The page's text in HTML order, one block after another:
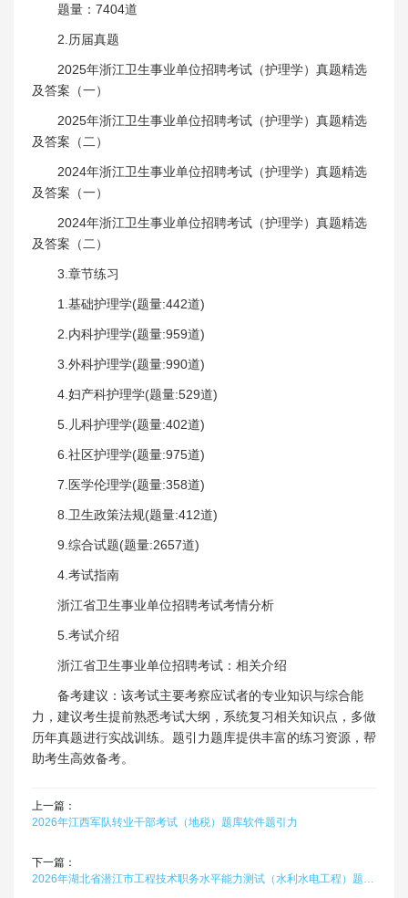
题量：7404道
2.历届真题
2025年浙江卫生事业单位招聘考试（护理学）真题精选
及答案（一）
2025年浙江卫生事业单位招聘考试（护理学）真题精选
及答案（二）
2024年浙江卫生事业单位招聘考试（护理学）真题精选
及答案（一）
2024年浙江卫生事业单位招聘考试（护理学）真题精选
及答案（二）
3.章节练习
1.基础护理学(题量:442道)
2.内科护理学(题量:959道)
3.外科护理学(题量:990道)
4.妇产科护理学(题量:529道)
5.儿科护理学(题量:402道)
6.社区护理学(题量:975道)
7.医学伦理学(题量:358道)
8.卫生政策法规(题量:412道)
9.综合试题(题量:2657道)
4.考试指南
浙江省卫生事业单位招聘考试考情分析
5.考试介绍
浙江省卫生事业单位招聘考试：相关介绍
备考建议：该考试主要考察应试者的专业知识与综合能
力，建议考生提前熟悉考试大纲，系统复习相关知识点，多做
历年真题进行实战训练。题引力题库提供丰富的练习资源，帮
助考生高效备考。
上一篇：
2026年江西军队转业干部考试（地税）题库软件题引力
下一篇：